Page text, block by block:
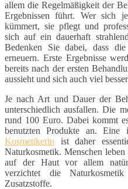
allem die Regelmäßigkeit der
Ergebnissen führt. Wer sich
kümmert, sie pflegt und
sich auf ein dauerhaft
Bedenken Sie dabei, dass
erneuern. Erste Ergebnisse
bereits nach der ersten
aussieht und sich auch viel
Je nach Art und Dauer der
unterschiedlich ausfallen. Die
rund 100 Euro. Dabei kommt
benutzten Produkte an. Eine
Kosmetikerin ist daher
Naturkosmetik. Menschen
auf der Haut vor allem
verzichtet die
Zusatzstoffe.